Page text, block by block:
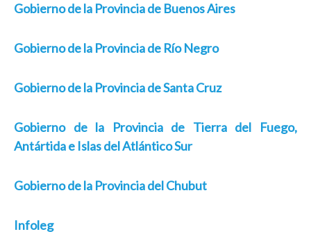
Gobierno de la Provincia de Buenos Aires
Gobierno de la Provincia de Río Negro
Gobierno de la Provincia de Santa Cruz
Gobierno de la Provincia de Tierra del Fuego,
Antártida e Islas del Atlántico Sur
Gobierno de la Provincia del Chubut
Infoleg